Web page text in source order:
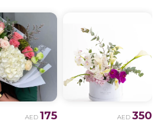
AED 350
AED 175